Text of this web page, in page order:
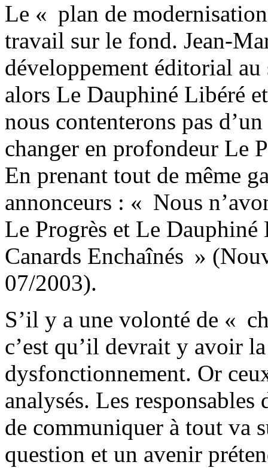
Le « plan de
travail sur le fond. Jean-
développement éditorial
alors Le Dauphiné Libéré
nous contenterons pas
changer en profondeur Le
En prenant tout de même
annonceurs : « Nous
Le Progrès et Le
Canards Enchaînés »
07/2003).
S’il y a une volonté de «
c’est qu’il devrait y avoir
dysfonctionnement. Or
analysés. Les
de communiquer à tout va
question et un avenir